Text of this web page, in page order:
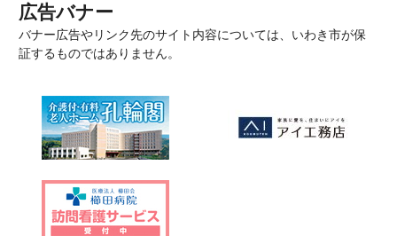
広告バナー
バナー広告やリンク先のサイト内容については、いわき市が保
証するものではありません。